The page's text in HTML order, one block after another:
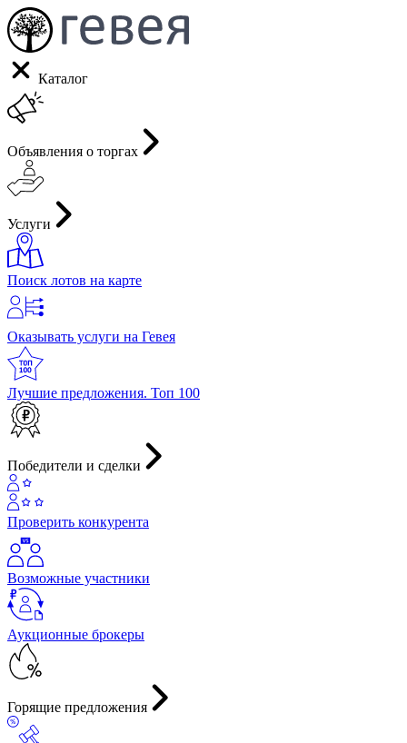
Каталог
Объявления о торгах
Услуги
Поиск лотов на карте
Оказывать услуги на Гевея
Лучшие предложения. Топ 100
Победители и сделки
Проверить конкурента
Возможные участники
Аукционные брокеры
Горящие предложения